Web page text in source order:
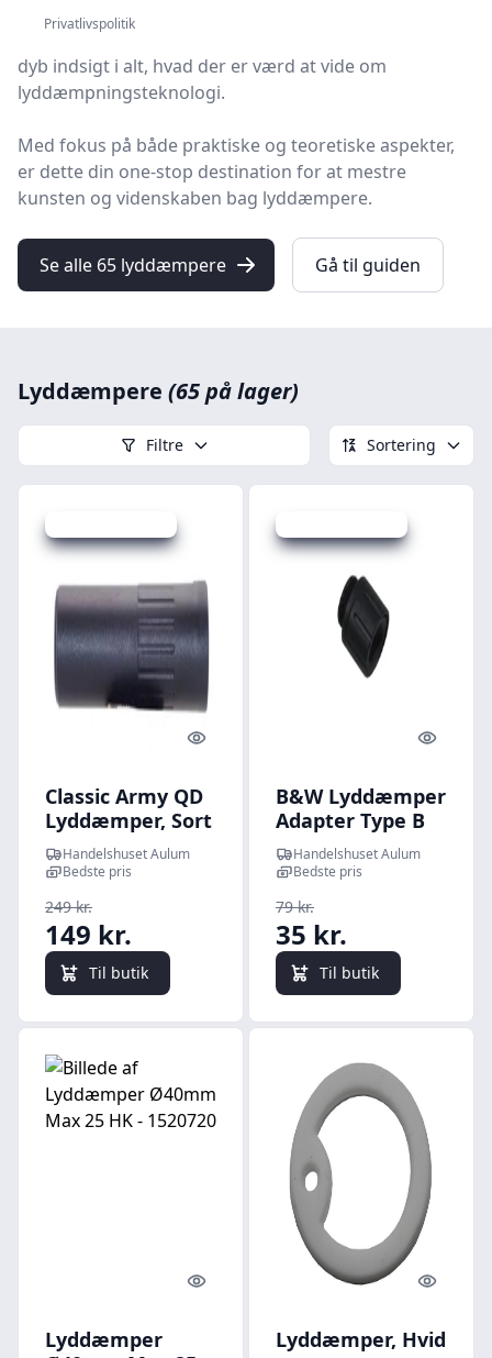
Uanset om du er en erfaren gør-det-selv entusiast
eller en nysgerrig nybegynder, tilbyder denne guide en
dyb indsigt i alt, hvad der er værd at vide om
lyddæmpningsteknologi.
Med fokus på både praktiske og teoretiske aspekter,
er dette din one-stop destination for at mestre
kunsten og videnskaben bag lyddæmpere.
Se alle 65 lyddæmpere Gå til guiden
Lyddæmpere (65 på lager)
Filtre Sortering
Quick look
Classic Army QD
Lyddæmper, Sort
Handelshuset Aulum
Bedste pris
249 kr.
149 kr.
Til butik
Quick
B&W Lyddæmper
Adapter Type B
Handelshuset Aulum
Bedste pris
79 kr.
35 kr.
Til butik
Quick look
Lyddæmper
Quick
Lyddæmper, Hvid
Privatlivspolitik